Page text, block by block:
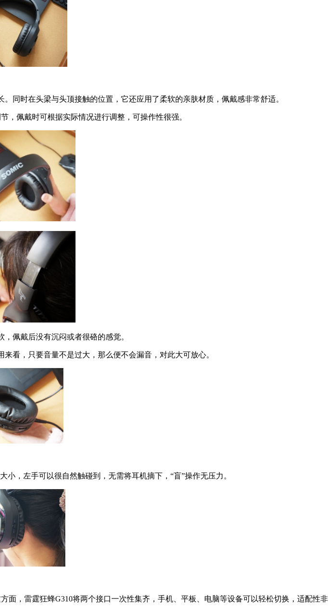
同时在头梁与头顶接触的位置，它还应用了柔软的亲肤材质，佩戴感非常舒适。
佩戴时可根据实际情况进行调整，可操作性很强。
佩戴后没有沉闷或者很硌的感觉。
看，只要音量不是过大，那么便不会漏音，对此大可放心。
，左手可以很自然触碰到，无需将耳机摘下，“盲”操作无压力。
，雷霆狂蜂G310将两个接口一次性集齐，手机、平板、电脑等设备可以轻松切换，适配性非